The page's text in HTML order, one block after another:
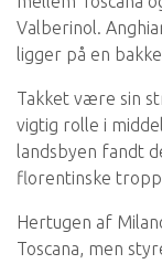
Valberinol.
ligger på en
Takket være sin
vigtig rolle i
landsbyen fandt
florentinske
Hertugen af
Toscana, men